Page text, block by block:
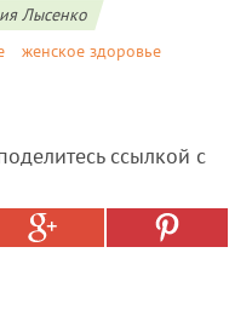
Лысенко
женское здоровье
ссылкой с